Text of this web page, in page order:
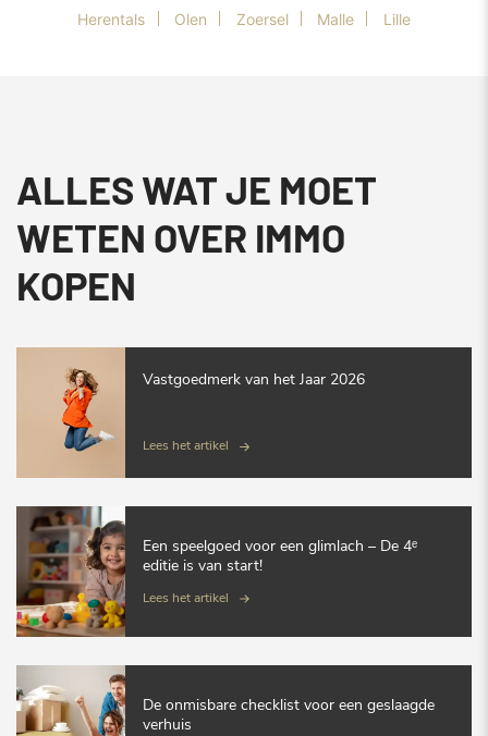
Herentals
Olen Zoersel Malle Lille
ALLES WAT JE MOET
WETEN OVER IMMO
KOPEN
Vastgoedmerk van het Jaar 2026
Lees het artikel
Een speelgoed voor een glimlach – De 4ᵉ
editie is van start!
Lees het artikel
De onmisbare checklist voor een geslaagde
verhuis